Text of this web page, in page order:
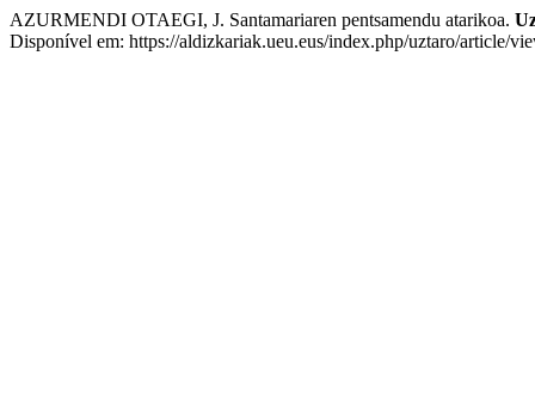
AZURMENDI OTAEGI, J. Santamariaren pentsamendu atarikoa.
Disponível em: https://aldizkariak.ueu.eus/index.php/uztaro/article/